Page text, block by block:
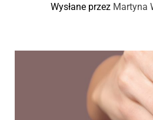
Wysłane przez Martyna